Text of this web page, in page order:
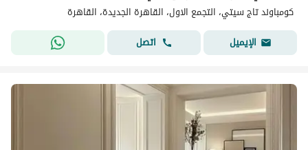
كومباوند تاج سيتي، التجمع الاول، القاهرة الجديدة، القاهرة
الإيميل
اتصل